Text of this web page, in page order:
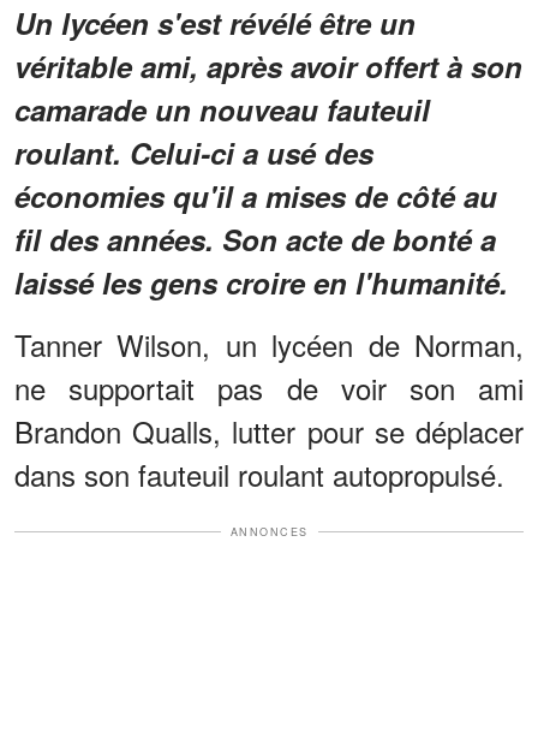
Un lycéen s'est révélé être un
véritable ami, après avoir offert à son
camarade un nouveau fauteuil
roulant. Celui-ci a usé des
économies qu'il a mises de côté au
fil des années. Son acte de bonté a
laissé les gens croire en l'humanité.
Tanner Wilson, un lycéen de Norman,
ne supportait pas de voir son ami
Brandon Qualls, lutter pour se déplacer
dans son fauteuil roulant autopropulsé.
ANNONCES